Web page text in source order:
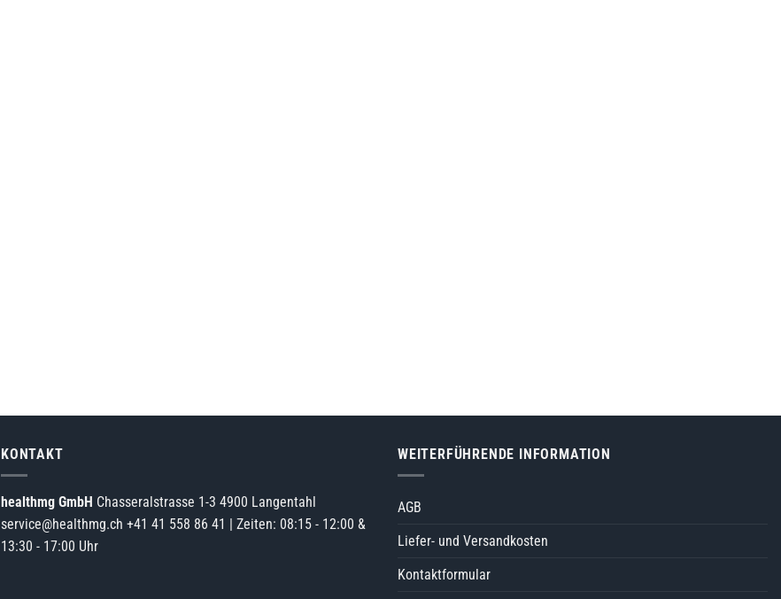
KONTAKT
healthmg GmbH Chasseralstrasse 1-3 4900 Langentahl
service@healthmg.ch +41 41 558 86 41
| Zeiten: 08:15 - 12:00 &
13:30 - 17:00 Uhr
WEITERFÜHRENDE INFORMATION
AGB
Liefer- und Versandkosten
Kontaktformular